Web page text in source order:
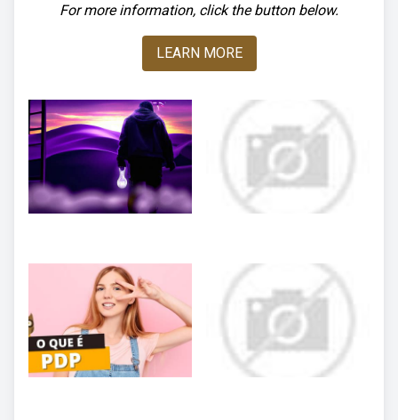
For more information, click the button below.
LEARN MORE